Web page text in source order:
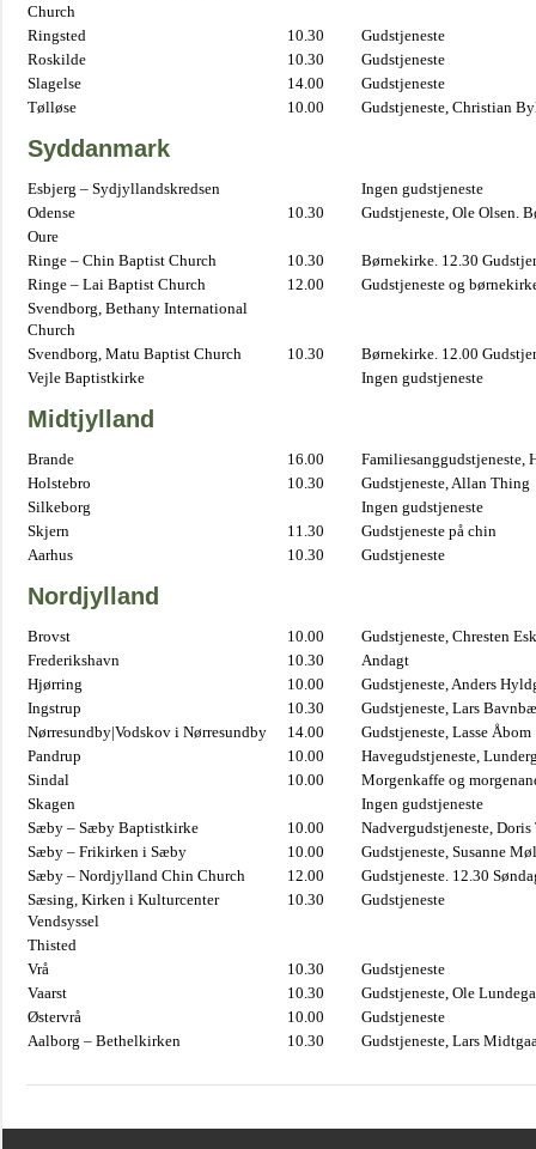
Church
Ringsted 10.30
Gudstjeneste
Roskilde
10.30
Gudstjeneste
Slagelse
14.00
Gudstjeneste
Tølløse
10.00 Gudstjeneste, Christian
Syddanmark
Esbjerg – Sydjyllandskredsen
Ingen gudstjeneste
Odense
10.30
Gudstjeneste, Ole Olsen.
Oure
Ringe – Chin Baptist Church
10.30
Børnekirke. 12.30
Ringe – Lai Baptist Church
12.00
Gudstjeneste og
Svendborg, Bethany International
Church
Svendborg, Matu Baptist Church
10.30
Børnekirke. 12.00
Vejle Baptistkirke
Ingen gudstjeneste
Midtjylland
Brande 16.00
Familiesanggudstjeneste,
Holstebro
10.30
Gudstjeneste, Allan Thing
Silkeborg
Ingen gudstjeneste
Skjern
11.30
Gudstjeneste på chin
Aarhus
10.30 Gudstjeneste
Nordjylland
Brovst 10.00
Gudstjeneste, Chresten
Frederikshavn
10.30
Andagt
Hjørring
10.00
Gudstjeneste, Anders
Ingstrup
10.30
Gudstjeneste, Lars
Nørresundby|Vodskov i Nørresundby
14.00
Gudstjeneste, Lasse Åbom
Pandrup
10.00
Havegudstjeneste,
Sindal
10.00
Morgenkaffe og
Skagen
Ingen gudstjeneste
Sæby – Sæby Baptistkirke
10.00
Nadvergudstjeneste,
Sæby – Frikirken i Sæby
10.00
Gudstjeneste, Susanne
Sæby – Nordjylland Chin Church
12.00
Gudstjeneste. 12.30
Sæsing, Kirken i Kulturcenter
Vendsyssel
10.30 Gudstjeneste
Thisted
Vrå
10.30
Gudstjeneste
Vaarst
10.30
Gudstjeneste, Ole
Østervrå
10.00
Gudstjeneste
Aalborg – Bethelkirken
10.30 Gudstjeneste, Lars